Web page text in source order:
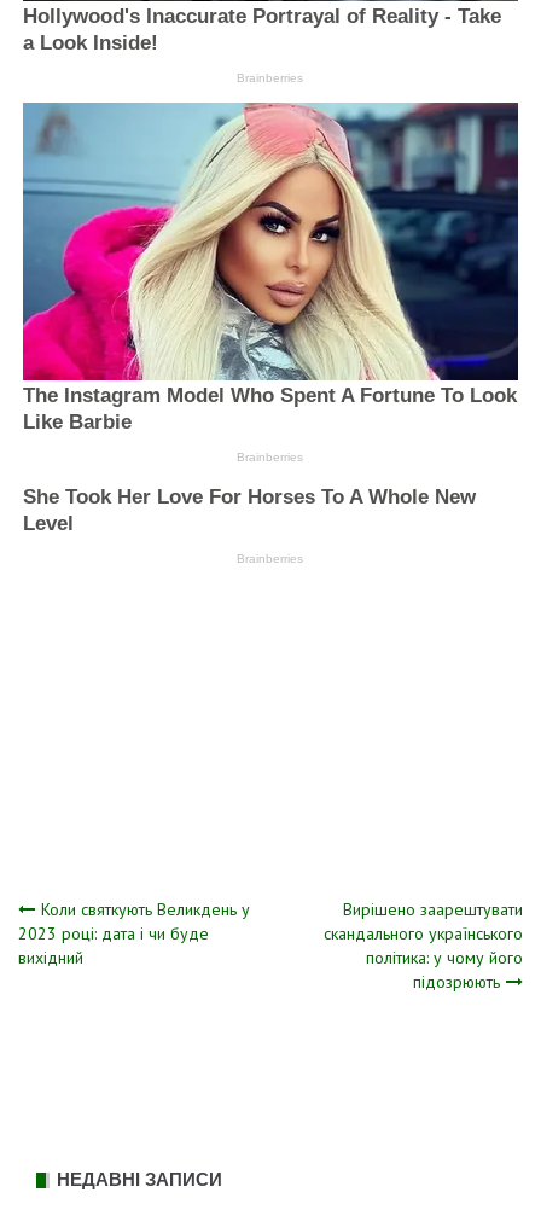
Навігація
записів
Коли святкують Великдень у
2023 році: дата і чи буде
вихідний
Вирішено заарештувати
скандального українського
політика: у чому його
підозрюють
НЕДАВНІ ЗАПИСИ